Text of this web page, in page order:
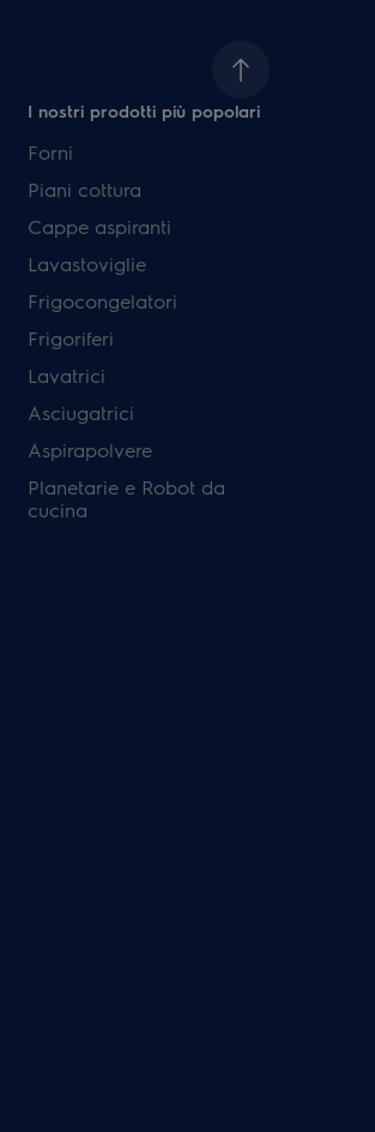
I nostri prodotti più popolari
Forni
Piani cottura
Cappe aspiranti
Lavastoviglie
Frigocongelatori
Frigoriferi
Lavatrici
Asciugatrici
Aspirapolvere
Planetarie e Robot da
cucina